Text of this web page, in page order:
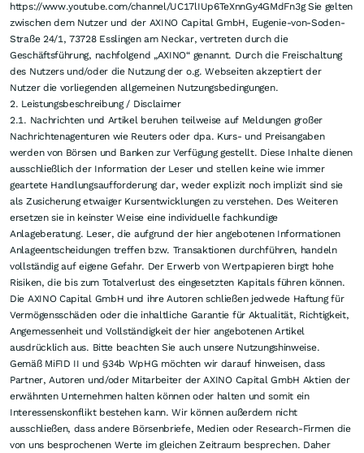
https://www.youtube.com/channel/UC17lIUp6TeXnnGy4GMdFn3g Sie gelten
zwischen dem Nutzer und der AXINO Capital GmbH, Eugenie-von-Soden-
Straße 24/1, 73728 Esslingen am Neckar, vertreten durch die
Geschäftsführung, nachfolgend „AXINO“ genannt. Durch die Freischaltung
des Nutzers und/oder die Nutzung der o.g. Webseiten akzeptiert der
Nutzer die vorliegenden allgemeinen Nutzungsbedingungen.
2. Leistungsbeschreibung / Disclaimer
2.1. Nachrichten und Artikel beruhen teilweise auf Meldungen großer
Nachrichtenagenturen wie Reuters oder dpa. Kurs- und Preisangaben
werden von Börsen und Banken zur Verfügung gestellt. Diese Inhalte dienen
ausschließlich der Information der Leser und stellen keine wie immer
geartete Handlungsaufforderung dar, weder explizit noch implizit sind sie
als Zusicherung etwaiger Kursentwicklungen zu verstehen. Des Weiteren
ersetzen sie in keinster Weise eine individuelle fachkundige
Anlageberatung. Leser, die aufgrund der hier angebotenen Informationen
Anlageentscheidungen treffen bzw. Transaktionen durchführen, handeln
vollständig auf eigene Gefahr. Der Erwerb von Wertpapieren birgt hohe
Risiken, die bis zum Totalverlust des eingesetzten Kapitals führen können.
Die AXINO Capital GmbH und ihre Autoren schließen jedwede Haftung für
Vermögensschäden oder die inhaltliche Garantie für Aktualität, Richtigkeit,
Angemessenheit und Vollständigkeit der hier angebotenen Artikel
ausdrücklich aus. Bitte beachten Sie auch unsere Nutzungshinweise.
Gemäß MiFID II und §34b WpHG möchten wir darauf hinweisen, dass
Partner, Autoren und/oder Mitarbeiter der AXINO Capital GmbH Aktien der
erwähnten Unternehmen halten können oder halten und somit ein
Interessenskonflikt bestehen kann. Wir können außerdem nicht
ausschließen, dass andere Börsenbriefe, Medien oder Research-Firmen die
von uns besprochenen Werte im gleichen Zeitraum besprechen. Daher